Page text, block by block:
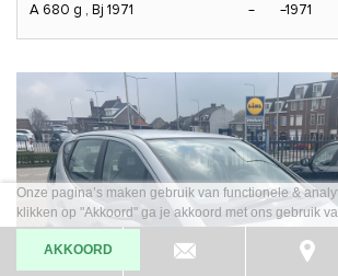
A 680 g , Bj 1971 1971
Onze pagina’s maken gebruik van functionele &
klikken op "Akkoord" ga je akkoord met ons gebruik
AKKOORD